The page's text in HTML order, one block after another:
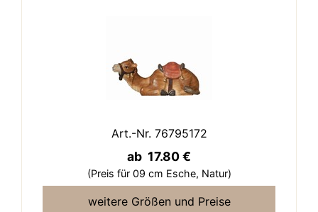
Art.-Nr. 76795172
ab 17.80 €
(Preis für 09 cm Esche, Natur)
weitere Größen und Preise